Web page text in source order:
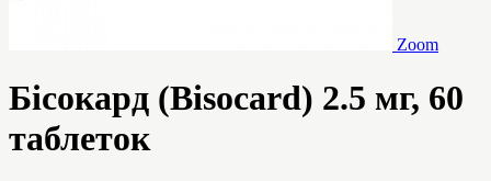
Zoom
Бісокард (Bisocard) 2.5 мг, 60
таблеток